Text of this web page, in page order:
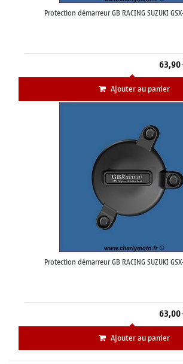
Protection démarreur GB RACING SUZUKI
63,90
Ajouter au panier
Protection démarreur GB RACING SUZUKI
63,00
Ajouter au panier